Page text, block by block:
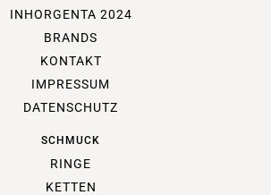
INHORGENTA 2024
BRANDS
KONTAKT
IMPRESSUM
DATENSCHUTZ
SCHMUCK
RINGE
KETTEN